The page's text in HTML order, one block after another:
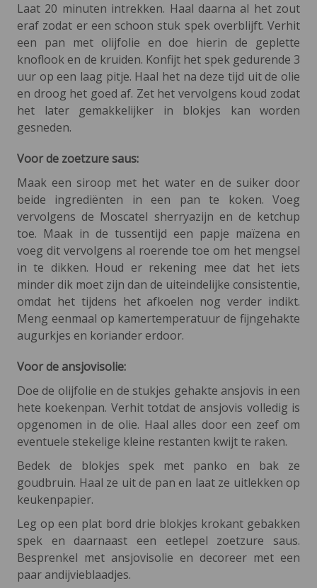
Laat 20 minuten intrekken. Haal daarna al het zout
eraf zodat er een schoon stuk spek overblijft. Verhit
een pan met olijfolie en doe hierin de geplette
knoflook en de kruiden. Konfijt het spek gedurende 3
uur op een laag pitje. Haal het na deze tijd uit de olie
en droog het goed af. Zet het vervolgens koud zodat
het later gemakkelijker in blokjes kan worden
gesneden.
Voor de zoetzure saus:
Maak een siroop met het water en de suiker door
beide ingrediënten in een pan te koken. Voeg
vervolgens de Moscatel sherryazijn en de ketchup
toe. Maak in de tussentijd een papje maïzena en
voeg dit vervolgens al roerende toe om het mengsel
in te dikken. Houd er rekening mee dat het iets
minder dik moet zijn dan de uiteindelijke consistentie,
omdat het tijdens het afkoelen nog verder indikt.
Meng eenmaal op kamertemperatuur de fijngehakte
augurkjes en koriander erdoor.
Voor de ansjovisolie:
Doe de olijfolie en de stukjes gehakte ansjovis in een
hete koekenpan. Verhit totdat de ansjovis volledig is
opgenomen in de olie. Haal alles door een zeef om
eventuele stekelige kleine restanten kwijt te raken.
Bedek de blokjes spek met panko en bak ze
goudbruin. Haal ze uit de pan en laat ze uitlekken op
keukenpapier.
Leg op een plat bord drie blokjes krokant gebakken
spek en daarnaast een eetlepel zoetzure saus.
Besprenkel met ansjovisolie en decoreer met een
paar andijvieblaadjes.